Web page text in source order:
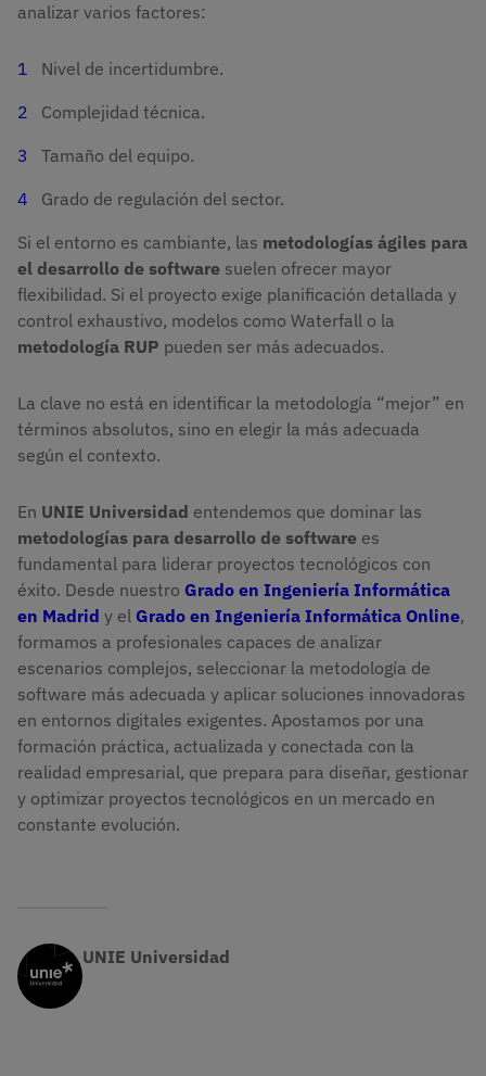
analizar varios factores:
Nivel de incertidumbre.
Complejidad técnica.
Tamaño del equipo.
Grado de regulación del sector.
Si el entorno es cambiante, las metodologías ágiles para
el desarrollo de software suelen ofrecer mayor
flexibilidad. Si el proyecto exige planificación detallada y
control exhaustivo, modelos como Waterfall o la
metodología RUP pueden ser más adecuados.
La clave no está en identificar la metodología “mejor” en
términos absolutos, sino en elegir la más adecuada
según el contexto.
En UNIE Universidad entendemos que dominar las
metodologías para desarrollo de software es
fundamental para liderar proyectos tecnológicos con
éxito. Desde nuestro Grado en Ingeniería Informática
en Madrid y el Grado en Ingeniería Informática Online,
formamos a profesionales capaces de analizar
escenarios complejos, seleccionar la metodología de
software más adecuada y aplicar soluciones innovadoras
en entornos digitales exigentes. Apostamos por una
formación práctica, actualizada y conectada con la
realidad empresarial, que prepara para diseñar, gestionar
y optimizar proyectos tecnológicos en un mercado en
constante evolución.
UNIE Universidad